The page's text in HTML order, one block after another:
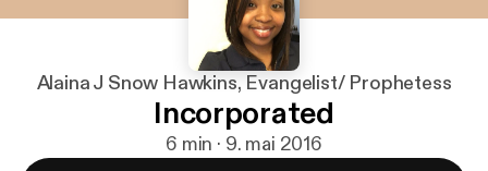
Alaina J Snow Hawkins, Evangelist/ Prophetess
Incorporated
6 min · 9. mai 2016